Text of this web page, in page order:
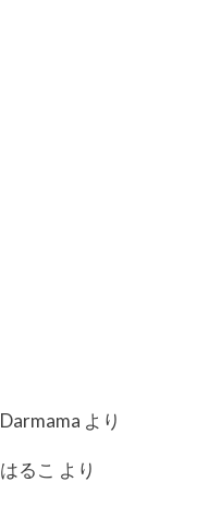
Darmama より
はるこ より